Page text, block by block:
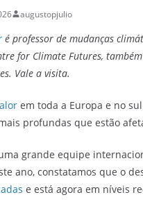
augustopjulio
é professor de mudanças
for Climate Futures,
Vale a visita.
em toda a Europa e no
profundas que estão
grande equipe
ano, constatamos que o
e está agora em níveis